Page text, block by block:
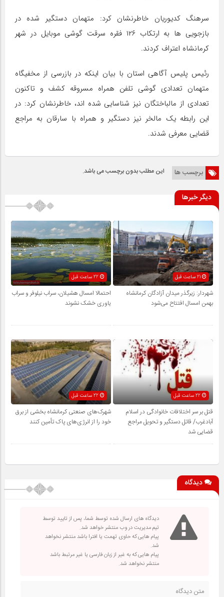
سرهنگ کدیوریان خاطرنشان کرد: متهمان دستگیر شده در
بازجویی ها به ارتکاب ۱۲۶ فقره سرقت گوشی موبایل در شهر
کرمانشاه اعتراف کردند.
رئیس پلیس آگاهی استان با بیان اینکه در بازرسی از مخفیگاه
متهمان تعدادی گوشی تلفن همراه مسروقه کشف و تاکنون
تعدادی از مالباختگان نیز شناسایی شده اند، خاطرنشان کرد: در
این رابطه یک مالخر نیز دستگیر و همراه با سارقان به مراجع
قضایی معرفی شدند.
برچسب ها این مطلب بدون برچسب می باشد.
دیگر خبرها
21 ساعت قبل
شهردار: زیرگذر میدان آزادگان کرمانشاه
بهمن امسال افتتاح می‌شود
احتمالا امسال هشیلان، سراب نیلوفر و سراب
یاوری خشک نشوند
22 ساعت قبل
قتل بر سر اختلافات خانوادگی در اسلام
آبادغرب/ قاتل دستگیر و تحویل مراجع
قضایی شد
شهرک‌های صنعتی کرمانشاه بخشی از برق
خود را از انرژی‌های پاک تأمین کنند
دیدگاه
دیدگاه های ارسال شده توسط شما، پس از تایید توسط
تیم مدیریت در وب منتشر خواهد شد.
پیام هایی که حاوی تهمت یا افترا باشد منتشر نخواهد
شد.
پیام هایی که به غیر از زبان فارسی یا غیر مرتبط باشد
منتشر نخواهد شد.